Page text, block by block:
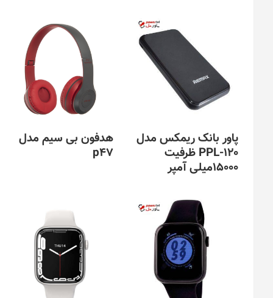
پاور بانک ریمکس مدل
PPL-120 ظرفیت
15000میلی آمپر
هدفون بی سیم مدل
p47